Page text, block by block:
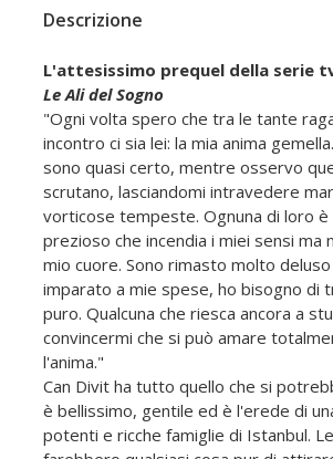
Descrizione
L'attesissimo prequel della serie
Le Ali del Sogno
"Ogni volta spero che tra le tante
incontro ci sia lei: la mia anima
sono quasi certo, mentre osservo
scrutano, lasciandomi intravedere
vorticose tempeste. Ognuna di loro è un dono
prezioso che incendia i miei sensi ma
mio cuore. Sono rimasto molto
imparato a mie spese, ho bisogno di
puro. Qualcuna che riesca ancora a
convincermi che si può amare
l'anima."
Can Divit ha tutto quello che si
è bellissimo, gentile ed è l'erede di
potenti e ricche famiglie di Istanbul.